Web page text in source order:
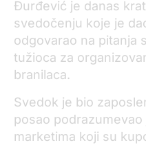
Đurđević je danas
svedočenju koje je
odgovarao na pitanja
tužioca za
branilaca.
Svedok je bio
posao
marketima koji su